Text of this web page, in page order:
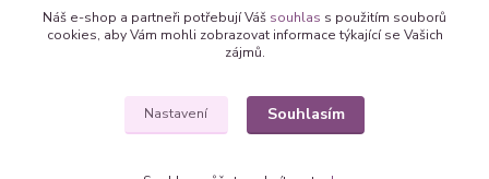
kolečka - kulaté Rivoli
Náušnice ocelové - SWAROVSKI krystaly
Náš e-shop a partneři potřebují Váš souhlas s použitím souborů
cookies, aby Vám mohli zobrazovat informace týkající se Vašich
zájmů.
Nastavení Souhlasím